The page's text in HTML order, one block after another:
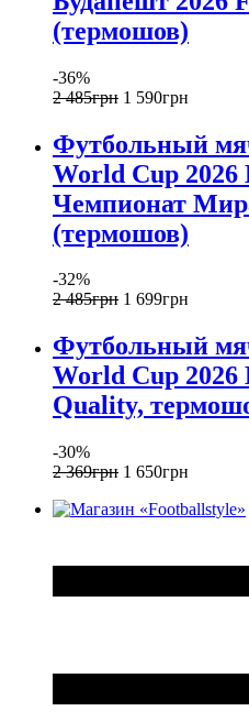
(термошов)
-36%
2 485грн 1 590грн
Футбольный
World Cup 2026
Чемпионат
(термошов)
-32%
2 485грн 1 699грн
Футбольный
World Cup 2026
Quality,
-30%
2 369грн 1 650грн